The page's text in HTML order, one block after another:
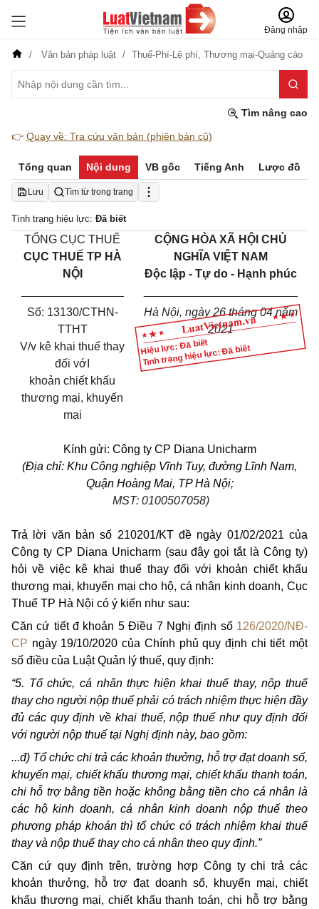
Đăng nhập
Văn bản pháp luật Thuế-Phí-Lệ phí, Thương mại-Quảng cáo
Tìm nâng cao
👉 Quay về: Tra cứu văn bản (phiên bản cũ)
Tổng quan Nội dung VB gốc Tiếng Anh Lược đồ
Lưu Tìm từ trong trang
Tình trạng hiệu lực: Đã biết
Hiệu lực: Đã biết
Tình trạng hiệu lực: Đã biết
TỔNG CỤC THUẾ
CỤC THUẾ TP HÀ
NỘI
CỘNG HÒA XÃ HỘI CHỦ
NGHĨA VIỆT NAM
Độc lập - Tự do - Hạnh phúc
Số: 13130/CTHN-
TTHT
V/v kê khai thuế thay
đối vớI
khoản chiết khấu
thương mại, khuyến
mại
Hà Nội, ngày26tháng04năm
2021
Kính gửi: Công ty CP Diana Unicharm
(Địa chỉ: Khu Công nghiệp Vĩnh Tuy, đường Lĩnh Nam,
Quận Hoàng Mai, TP Hà Nội;
MST: 0100507058)
Trả lời văn bản số 210201/KT đề ngày 01/02/2021 của
Công ty CP Diana Unicharm (sau đây gọi tắt là Công ty)
hỏi về việc kê khai thuế thay đối với khoản chiết khấu
thương mại, khuyến mại cho hộ, cá nhân kinh doanh, Cục
Thuế TP Hà Nội có ý kiến như sau:
Căn cứ tiết đ khoản 5 Điều 7 Nghị định số 126/2020/NĐ-
CP ngày 19/10/2020 của Chính phủ quy định chi tiết một
số điều của Luật Quản lý thuế, quy định:
“5. Tổ chức, cá nhân thực hiện khai thuế thay, nộp thuế
thay cho người nộp thuế phải có trách nhiệm thực hiện đầy
đủ các quy định về khai thuế, nộp thuế như quy định đối
với người nộp thuế tại Nghị định này, bao gồm:
...đ) Tổ chức chi trả các khoản thưởng, hỗ trợ đạt doanh số,
khuyến mại, chiết khấu thương mại, chiết khấu thanh toán,
chi hỗ trợ bằng tiền hoặc không bằng tiền cho cá nhân là
các hộ kinh doanh, cá nhân kinh doanh nộp thuế theo
phương pháp khoán thì tổ chức có trách nhiệm khai thuế
thay và nộp thuế thay cho cá nhân theo quy định.”
Căn cứ quy định trên, trường hợp Công ty chi trả các
khoản thưởng, hỗ trợ đạt doanh số, khuyến mại, chiết
khấu thương mại, chiết khấu thanh toán, chi hỗ trợ bằng